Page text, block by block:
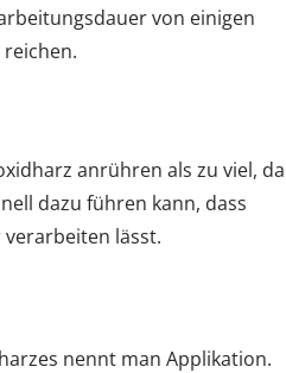
von einigen
anrühren als zu viel, da
dazu führen kann, dass
lässt.
nennt man Applikation.